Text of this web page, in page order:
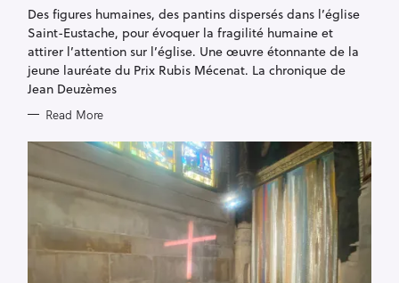
R
I
E
Des figures humaines, des pantins dispersés dans l’église
Saint-Eustache, pour évoquer la fragilité humaine et
attirer l’attention sur l’église. Une œuvre étonnante de la
jeune lauréate du Prix Rubis Mécenat. La chronique de
Jean Deuzèmes
Read More